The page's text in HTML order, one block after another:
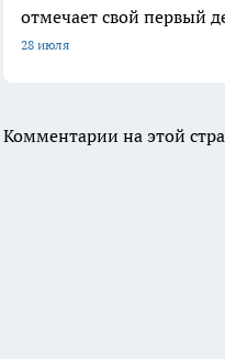
отмечает свой первый
28 июля
Комментарии на этой